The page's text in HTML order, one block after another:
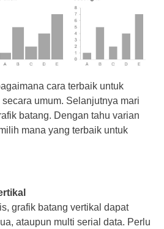
cara terbaik untuk
umum. Selanjutnya mari
batang. Dengan tahu varian
mana yang terbaik untuk
grafik batang vertikal dapat
ataupun multi serial data. Perlu